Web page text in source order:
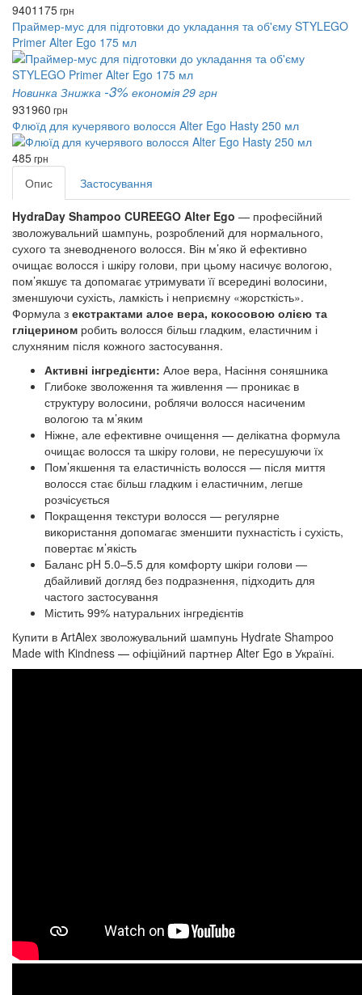
9401175грн
Праймер-мус для підготовки до укладання та об'єму STYLEGO
Primer Alter Ego 175 мл
Новинка Знижка -3% економія 29 грн
931960 грн
Флюїд для кучерявого волосся Alter Ego Hasty 250 мл
485грн
Опис Застосування
HydraDay Shampoo CUREEGO Alter Ego — професійний
зволожувальний шампунь, розроблений для нормального,
сухого та зневодненого волосся. Він м’яко й ефективно
очищає волосся і шкіру голови, при цьому насичує вологою,
пом’якшує та допомагає утримувати її всередині волосини,
зменшуючи сухість, ламкість і неприємну «жорсткість».
Формула з екстрактами алое вера, кокосовою олією та
гліцерином робить волосся більш гладким, еластичним і
слухняним після кожного застосування.
Активні інгредієнти: Алое вера, Насіння соняшника
Глибоке зволоження та живлення — проникає в
структуру волосини, роблячи волосся насиченим
вологою та м’яким
Ніжне, але ефективне очищення — делікатна формула
очищає волосся та шкіру голови, не пересушуючи їх
Пом’якшення та еластичність волосся — після миття
волосся стає більш гладким і еластичним, легше
розчісується
Покращення текстури волосся — регулярне
використання допомагає зменшити пухнастість і сухість,
повертає м’якість
Баланс pH 5.0–5.5 для комфорту шкіри голови —
дбайливий догляд без подразнення, підходить для
частого застосування
Містить 99% натуральних інгредієнтів
Купити в ArtAlex зволожувальний шампунь Hydrate Shampoo
Made with Kindness — офіційний партнер Alter Ego в Україні.